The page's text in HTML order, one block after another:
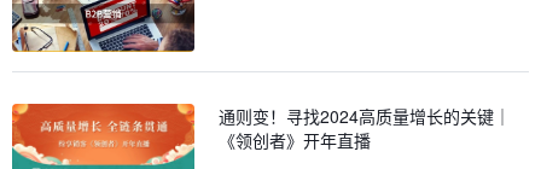
通则变！寻找2024高质量增长的关键｜
《领创者》开年直播